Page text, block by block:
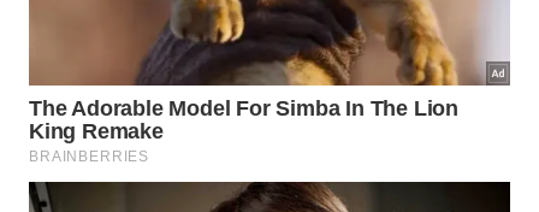
beira-mar ou até mesmo casas de temporada.
Algumas pousadas se destacam pelo conforto e
localização estratégica, como aquelas próximas à
Praia da Xepa, onde o movimento é mais intenso e
há fácil acesso a restaurantes e lojas.